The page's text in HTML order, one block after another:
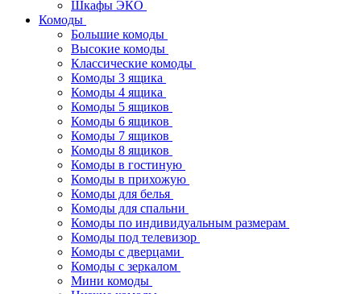
Шкафы ЭКО
Комоды
Большие комоды
Высокие комоды
Классические комоды
Комоды 3 ящика
Комоды 4 ящика
Комоды 5 ящиков
Комоды 6 ящиков
Комоды 7 ящиков
Комоды 8 ящиков
Комоды в гостиную
Комоды в прихожую
Комоды для белья
Комоды для спальни
Комоды по индивидуальным размерам
Комоды под телевизор
Комоды с дверцами
Комоды с зеркалом
Мини комоды